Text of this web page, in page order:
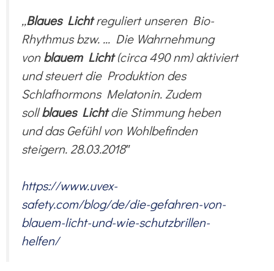
„Blaues Lichtreguliert unseren Bio-
Rhythmus bzw. … Die Wahrnehmung
vonblauem Licht(circa 490 nm) aktiviert
und steuert die Produktion des
Schlafhormons Melatonin. Zudem
sollblaues Lichtdie Stimmung heben
und das Gefühl von Wohlbefinden
steigern. 28.03.2018″
https://www.uvex-
safety.com/blog/de/die-gefahren-von-
blauem-licht-und-wie-schutzbrillen-
helfen/